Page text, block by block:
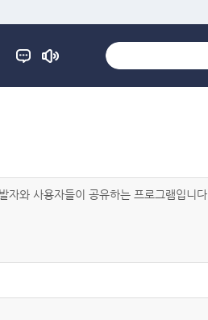
와 사용자들이 공유하는 프로그램입니다.